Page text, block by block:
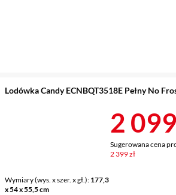
Lodówka Candy ECNBQT3518E Pełny No
Wymiary (wys. x szer. x gł.) 177,3
x 54 x 55,5 cm
2 099
Sugerowana cena
2 399 zł